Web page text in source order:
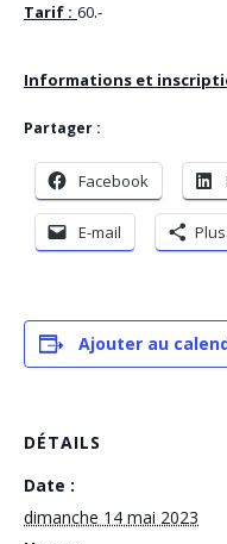
Tarif : 60.-
Informations et
Partager :
Facebook
E-mail Plus
Ajouter au
DÉTAILS
Date :
dimanche 14 mai 2023